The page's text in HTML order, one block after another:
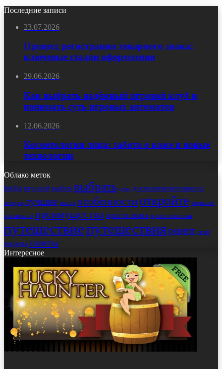
Последние записи
23.07.2026
Процесс регистрации товарного знака:
ключевые стадии оформления
29.06.2026
Как выбрать надёжный игровой клуб и
понимать суть игровых автоматов
12.06.2026
Косметология лица: забота о коже и новые
технологии
Облако меток
виды вкусный выбор выбрать дома достопримечательности
история лучшие места особенности откройте открытие
правильно преимущества приготовить приготовления
путешествиепутешествиярецепт салат
секреты советы
Интересное